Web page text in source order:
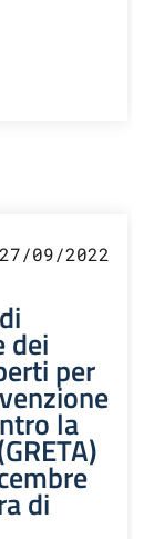
27/09/2022
dei
per
la
di